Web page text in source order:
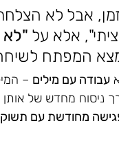
אבל לא
אלא על
המפתח
עבודה עם מילים –
ניסוח מחדש של אותן
מחודשת עם